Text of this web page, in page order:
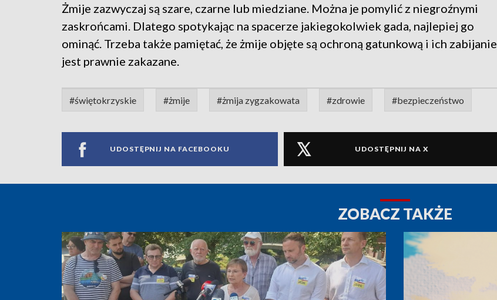
Żmije zazwyczaj są szare, czarne lub miedziane. Można je pomylić z niegroźnymi
zaskrońcami. Dlatego spotykając na spacerze jakiegokolwiek gada, najlepiej go
ominąć. Trzeba także pamiętać, że żmije objęte są ochroną gatunkową i ich zabijanie
jest prawnie zakazane.
#świętokrzyskie #żmije #żmija zygzakowata #zdrowie #bezpieczeństwo
UDOSTĘPNIJ NA FACEBOOKU UDOSTĘPNIJ NA X
ZOBACZ TAKŻE